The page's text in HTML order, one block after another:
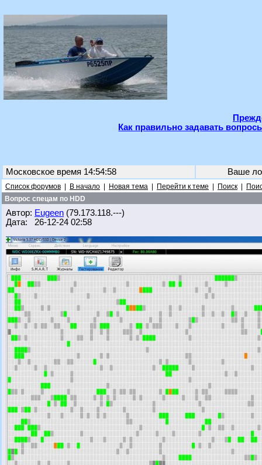
Как правильно задавать
Московское время 14:54:58 Ваше
Список форумов В начало Новая тема Перейти к теме Поиск
Вопрос спецам по HDD
Автор: Eugeen (79.173.118.---)
Дата: 26-12-24 02:58